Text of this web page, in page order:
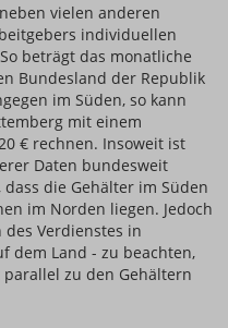
vielen anderen
individuellen
beträgt das monatliche
Bundesland der Republik
im Süden, so kann
mit einem
€ rechnen. Insoweit ist
Daten bundesweit
die Gehälter im Süden
im Norden liegen. Jedoch
Verdienstes in
dem Land - zu beachten,
zu den Gehältern